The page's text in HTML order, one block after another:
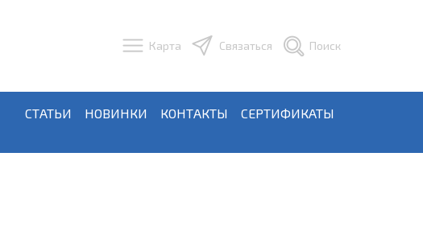
Карта Связаться Поиск
СТАТЬИ НОВИНКИ КОНТАКТЫ СЕРТИФИКАТЫ